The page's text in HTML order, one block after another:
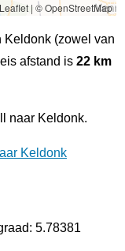
Leaflet| © OpenStreetMap
Keldonk (zowel van
afstand is 22 km
naar Keldonk.
Keldonk
5.78381